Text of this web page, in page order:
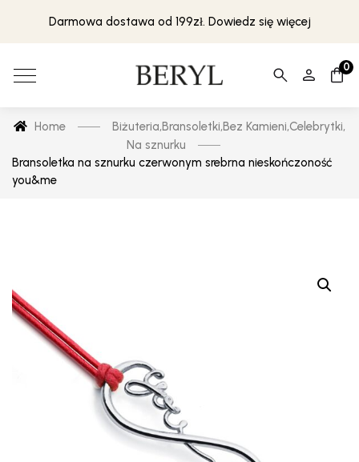
Darmowa dostawa od 199zł. Dowiedz się więcej
0
Home Biżuteria,Bransoletki,Bez Kamieni,Celebrytki,
Na sznurku
Bransoletka na sznurku czerwonym srebrna nieskończoność
you&me